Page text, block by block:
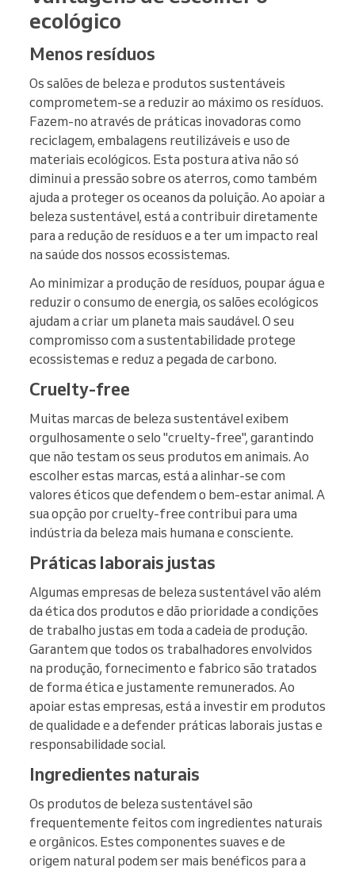
ecológico
Menos resíduos
Os salões de beleza e produtos sustentáveis
comprometem-se a reduzir ao máximo os resíduos.
Fazem-no através de práticas inovadoras como
reciclagem, embalagens reutilizáveis e uso de
materiais ecológicos. Esta postura ativa não só
diminui a pressão sobre os aterros, como também
ajuda a proteger os oceanos da poluição. Ao apoiar a
beleza sustentável, está a contribuir diretamente
para a redução de resíduos e a ter um impacto real
na saúde dos nossos ecossistemas.
Ao minimizar a produção de resíduos, poupar água e
reduzir o consumo de energia, os salões ecológicos
ajudam a criar um planeta mais saudável. O seu
compromisso com a sustentabilidade protege
ecossistemas e reduz a pegada de carbono.
Cruelty-free
Muitas marcas de beleza sustentável exibem
orgulhosamente o selo "cruelty-free", garantindo
que não testam os seus produtos em animais. Ao
escolher estas marcas, está a alinhar-se com
valores éticos que defendem o bem-estar animal. A
sua opção por cruelty-free contribui para uma
indústria da beleza mais humana e consciente.
Práticas laborais justas
Algumas empresas de beleza sustentável vão além
da ética dos produtos e dão prioridade a condições
de trabalho justas em toda a cadeia de produção.
Garantem que todos os trabalhadores envolvidos
na produção, fornecimento e fabrico são tratados
de forma ética e justamente remunerados. Ao
apoiar estas empresas, está a investir em produtos
de qualidade e a defender práticas laborais justas e
responsabilidade social.
Ingredientes naturais
Os produtos de beleza sustentável são
frequentemente feitos com ingredientes naturais
e orgânicos. Estes componentes suaves e de
origem natural podem ser mais benéficos para a